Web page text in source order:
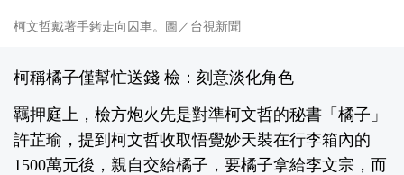
柯文哲戴著手銬走向囚車。圖／台視新聞
柯稱橘子僅幫忙送錢 檢：刻意淡化角色
羈押庭上，檢方炮火先是對準柯文哲的秘書「橘子」
許芷瑜，提到柯文哲收取悟覺妙天裝在行李箱內的
1500萬元後，親自交給橘子，要橘子拿給李文宗，而